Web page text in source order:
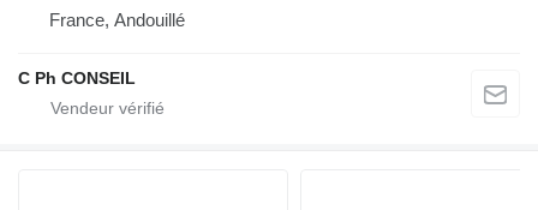
France, Andouillé
C Ph CONSEIL